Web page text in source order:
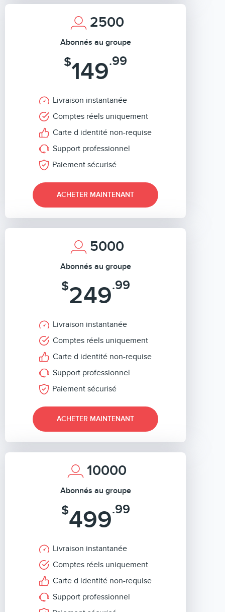
2500
Abonnés au groupe
$149.99
Livraison instantanée
Comptes réels uniquement
Carte d identité non-requise
Support professionnel
Paiement sécurisé
ACHETER MAINTENANT
5000
Abonnés au groupe
$249.99
Livraison instantanée
Comptes réels uniquement
Carte d identité non-requise
Support professionnel
Paiement sécurisé
ACHETER MAINTENANT
10000
Abonnés au groupe
$499.99
Livraison instantanée
Comptes réels uniquement
Carte d identité non-requise
Support professionnel